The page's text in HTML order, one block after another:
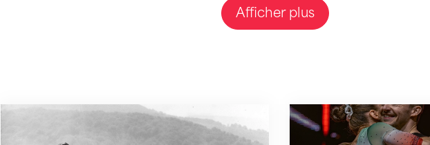
Afficher plus
La gymnastique artistique au fil du temps : des exercices imposés à
De grandes